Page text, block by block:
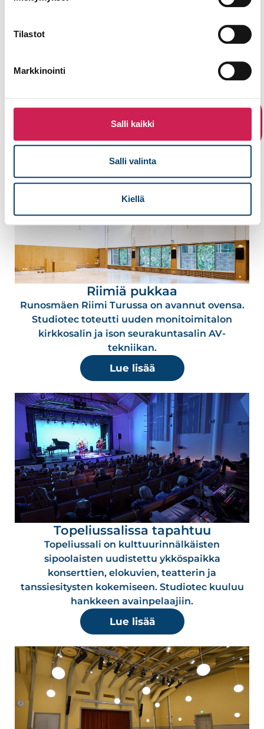
Tilastot
Markkinointi
Salli kaikki
Salli valinta
Kiellä
Tutustu asiakkaidemme
Katso
Riimiä pukkaa
Runosmäen Riimi Turussa on avannut ovensa.
Studiotec toteutti uuden monitoimitalon
kirkkosalin ja ison seurakuntasalin AV-
tekniikan.
Lue lisää
Topeliussalissa tapahtuu
Topeliussali on kulttuurinnälkäisten
sipoolaisten uudistettu ykköspaikka
konserttien, elokuvien, teatterin ja
tanssiesitysten kokemiseen. Studiotec kuuluu
hankkeen avainpelaajiin.
Lue lisää